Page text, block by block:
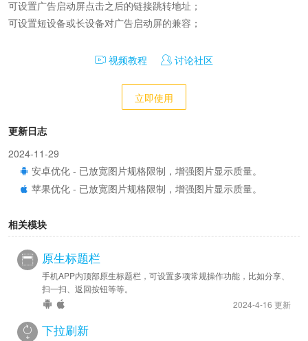
可设置广告启动屏点击之后的链接跳转地址；
可设置短设备或长设备对广告启动屏的兼容；
视频教程 讨论社区
立即使用
更新日志
2024-11-29
安卓优化 - 已放宽图片规格限制，增强图片显示质量。
苹果优化 - 已放宽图片规格限制，增强图片显示质量。
相关模块
原生标题栏
手机APP内顶部原生标题栏，可设置多项常规操作功能，比如分享、
扫一扫、返回按钮等等。
2024-4-16 更新
下拉刷新